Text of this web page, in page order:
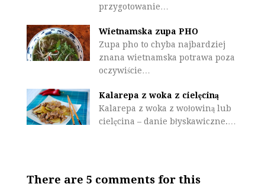
przygotowanie…
Wietnamska zupa PHO
Zupa pho to chyba najbardziej
znana wietnamska potrawa poza
oczywiście…
Kalarepa z woka z cielęciną
Kalarepa z woka z wołowiną lub
cielęcina – danie błyskawiczne.…
There are 5 comments for this